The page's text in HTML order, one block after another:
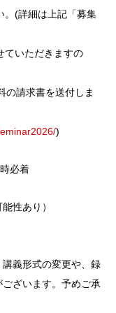
。(詳細は上記「募集
ていただきますの
の請求書を送付しま
)
必着
性あり）
義形式の変更や、録
ざいます。予めご承